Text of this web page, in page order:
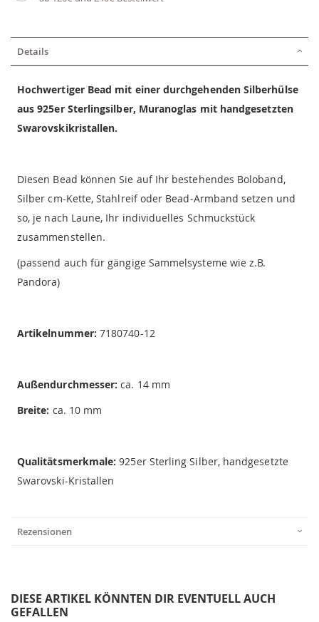
Details
Hochwertiger Bead mit einer durchgehenden Silberhülse
aus 925er Sterlingsilber, Muranoglas mit handgesetzten
Swarovskikristallen.
Diesen Bead können Sie auf Ihr bestehendes Boloband,
Silber cm-Kette, Stahlreif oder Bead-Armband setzen und
so, je nach Laune, Ihr individuelles Schmuckstück
zusammenstellen.
(passend auch für gängige Sammelsysteme wie z.B.
Pandora)
Artikelnummer: 7180740-12
Außendurchmesser: ca. 14 mm
Breite: ca. 10 mm
Qualitätsmerkmale: 925er Sterling Silber, handgesetzte
Swarovski-Kristallen
Rezensionen
DIESE ARTIKEL KÖNNTEN DIR EVENTUELL AUCH
GEFALLEN